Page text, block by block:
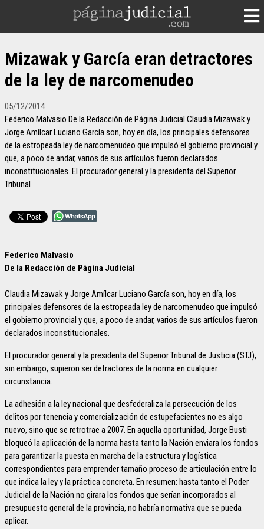
Mizawak y García eran detractores
de la ley de narcomenudeo
05/12/2014
Federico Malvasio De la Redacción de Página Judicial Claudia Mizawak y
Jorge Amílcar Luciano García son, hoy en día, los principales defensores
de la estropeada ley de narcomenudeo que impulsó el gobierno provincial y
que, a poco de andar, varios de sus artículos fueron declarados
inconstitucionales. El procurador general y la presidenta del Superior
Tribunal
Federico Malvasio
De la Redacción de Página Judicial
Claudia Mizawak y Jorge Amílcar Luciano García son, hoy en día, los
principales defensores de la estropeada ley de narcomenudeo que impulsó
el gobierno provincial y que, a poco de andar, varios de sus artículos fueron
declarados inconstitucionales.
El procurador general y la presidenta del Superior Tribunal de Justicia (STJ),
sin embargo, supieron ser detractores de la norma en cualquier
circunstancia.
La adhesión a la ley nacional que desfederaliza la persecución de los
delitos por tenencia y comercialización de estupefacientes no es algo
nuevo, sino que se retrotrae a 2007. En aquella oportunidad, Jorge Busti
bloqueó la aplicación de la norma hasta tanto la Nación enviara los fondos
para garantizar la puesta en marcha de la estructura y logística
correspondientes para emprender tamaño proceso de articulación entre lo
que indica la ley y la práctica concreta. En resumen: hasta tanto el Poder
Judicial de la Nación no girara los fondos que serían incorporados al
presupuesto general de la provincia, no habría normativa que se pueda
aplicar.